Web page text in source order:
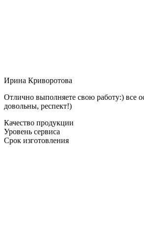
Ирина Криворотова
Отлично выполняете свою работу:) все
довольны, респект!)
Качество продукции
Уровень сервиса
Срок изготовления